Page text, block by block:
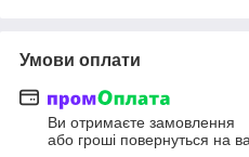
Умови оплати
Ви отримаєте замовлення
або гроші повернуться на